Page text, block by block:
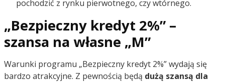
pochodzić z rynku pierwotnego, czy wtórnego.
„Bezpieczny kredyt 2%” –
szansa na własne „M”
Warunki programu „Bezpieczny kredyt 2%” wydają się
bardzo atrakcyjne. Z pewnością będą dużą szansą dla